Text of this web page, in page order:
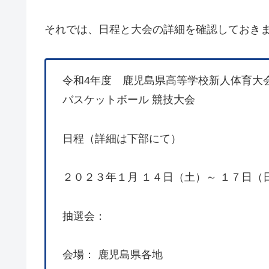
それでは、日程と大会の詳細を確認しておき
令和4年度 鹿児島県高等学校新人体育大
バスケットボール 競技大会
日程（詳細は下部にて）
２０２３年１月 １４日（土）～ １７日（
抽選会：
会場： 鹿児島県各地